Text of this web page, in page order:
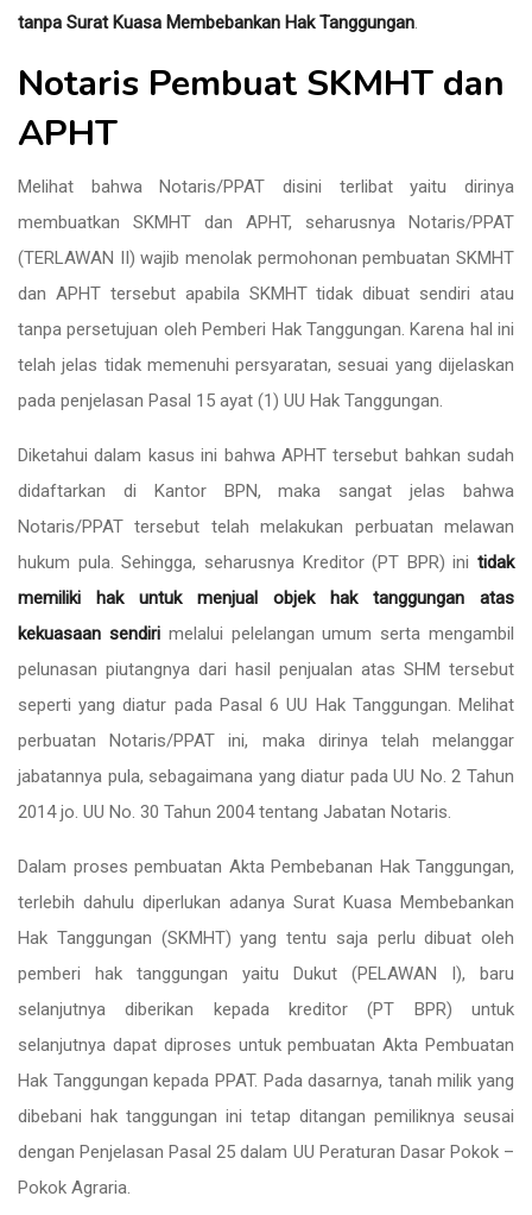
tanpa Surat Kuasa Membebankan Hak Tanggungan.
Notaris Pembuat SKMHT dan
APHT
Melihat bahwa Notaris/PPAT disini terlibat yaitu dirinya
membuatkan SKMHT dan APHT, seharusnya Notaris/PPAT
(TERLAWAN II) wajib menolak permohonan pembuatan SKMHT
dan APHT tersebut apabila SKMHT tidak dibuat sendiri atau
tanpa persetujuan oleh Pemberi Hak Tanggungan. Karena hal ini
telah jelas tidak memenuhi persyaratan, sesuai yang dijelaskan
pada penjelasan Pasal 15 ayat (1) UU Hak Tanggungan.
Diketahui dalam kasus ini bahwa APHT tersebut bahkan sudah
didaftarkan di Kantor BPN, maka sangat jelas bahwa
Notaris/PPAT tersebut telah melakukan perbuatan melawan
hukum pula. Sehingga, seharusnya Kreditor (PT BPR) ini tidak
memiliki
hak untuk menjual
objek hak tanggungan atas
kekuasaan sendirimelalui pelelangan umum serta mengambil
pelunasan piutangnya dari hasil penjualan atas SHM tersebut
seperti yang diatur pada Pasal 6 UU Hak Tanggungan. Melihat
perbuatan Notaris/PPAT ini, maka dirinya telah melanggar
jabatannya pula, sebagaimana yang diatur pada UU No. 2 Tahun
2014 jo. UU No. 30 Tahun 2004 tentang Jabatan Notaris.
Dalam proses pembuatan Akta Pembebanan Hak Tanggungan,
terlebih dahulu diperlukan adanya Surat Kuasa Membebankan
Hak Tanggungan (SKMHT) yang tentu saja perlu dibuat oleh
pemberi hak tanggungan yaitu Dukut (PELAWAN I), baru
selanjutnya diberikan kepada kreditor (PT BPR) untuk
selanjutnya dapat diproses untuk pembuatan Akta Pembuatan
Hak Tanggungan kepada PPAT. Pada dasarnya, tanah milik yang
dibebani hak tanggungan ini tetap ditangan pemiliknya seusai
dengan Penjelasan Pasal 25 dalam UU Peraturan Dasar Pokok –
Pokok Agraria.